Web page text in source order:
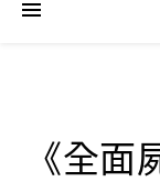
《全